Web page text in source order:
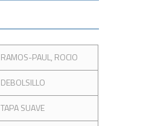
RAMOS-PAUL, ROCIO
DEBOLSILLO
TAPA SUAVE